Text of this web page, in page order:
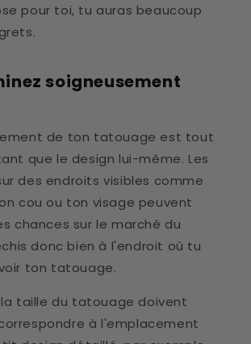
pour toi, tu auras beaucoup
soigneusement
de ton tatouage est tout
que le design lui-même. Les
des endroits visibles comme
cou ou ton visage peuvent
chances sur le marché du
donc bien à l'endroit où tu
ton tatouage.
taille du tatouage doivent
à l'emplacement